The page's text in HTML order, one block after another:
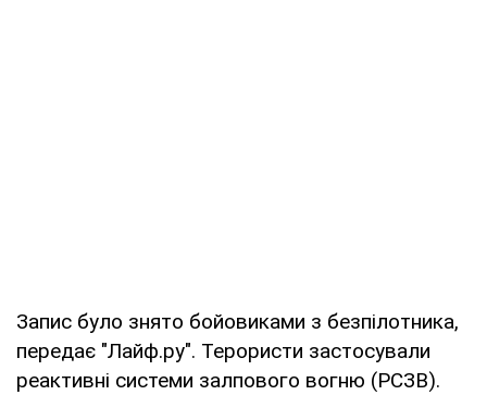
Запис було знято бойовиками з безпілотника,
передає "Лайф.ру". Терористи застосували
реактивні системи залпового вогню (РСЗВ).